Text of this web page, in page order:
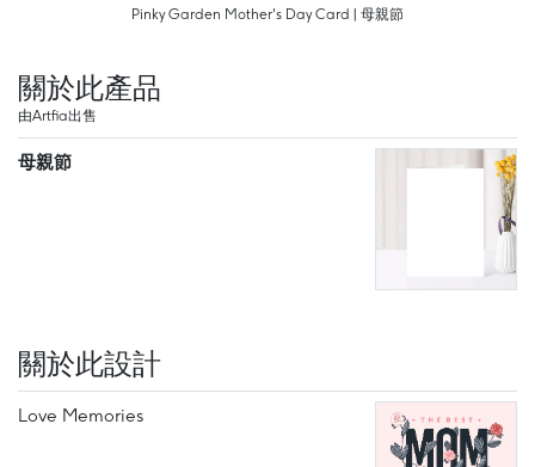
Pinky Garden Mother's Day Card | 母親節
關於此產品
由Artfia出售
母親節
關於此設計
Love Memories